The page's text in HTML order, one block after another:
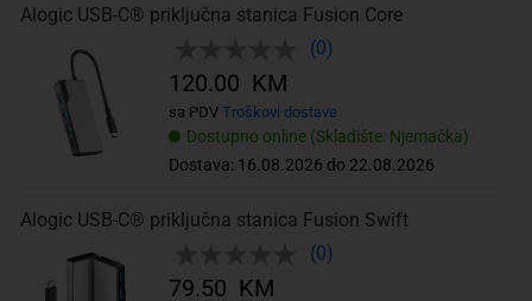
Alogic USB-C® priključna stanica Fusion Core
(0)
Dostupno online (Skladište: Njemačka)
Dostava: 16.08.2026 do 22.08.2026
120.00 KM
sa PDV Troškovi dostave
Alogic USB-C® priključna stanica Fusion Swift
(0)
79.50 KM